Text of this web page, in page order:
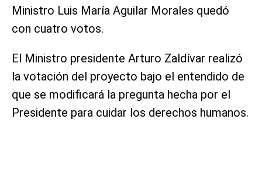
Ministro Luis María Aguilar Morales quedó
con cuatro votos.
El Ministro presidente Arturo Zaldívar realizó
la votación del proyecto bajo el entendido de
que se modificará la pregunta hecha por el
Presidente para cuidar los derechos humanos.